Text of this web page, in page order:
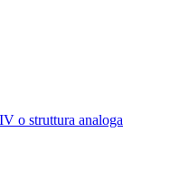
o struttura analoga